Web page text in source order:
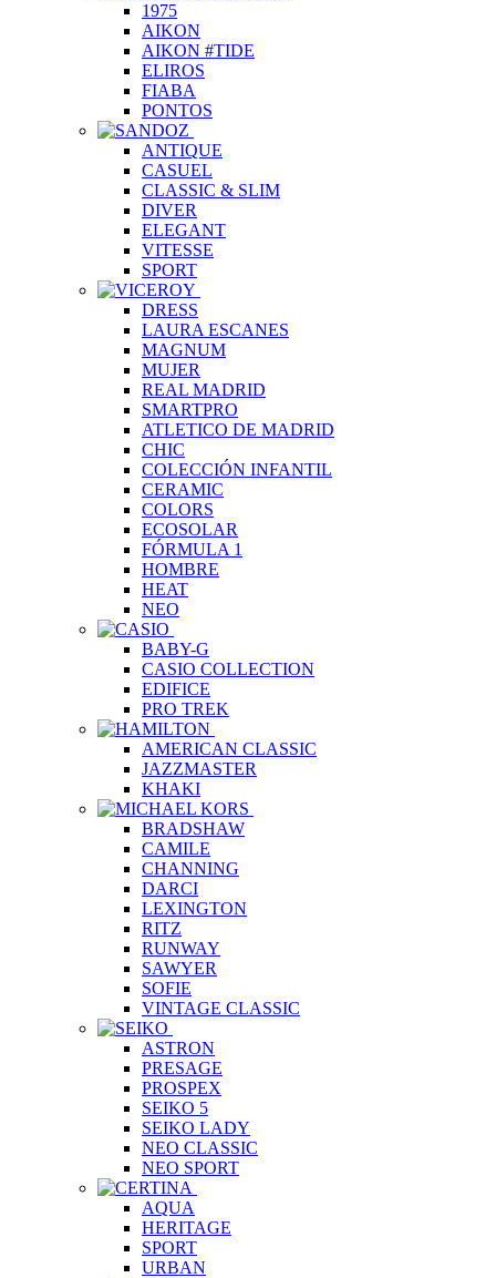
1975
AIKON
AIKON #TIDE
ELIROS
FIABA
PONTOS
ANTIQUE
CASUEL
CLASSIC & SLIM
DIVER
ELEGANT
VITESSE
SPORT
DRESS
LAURA ESCANES
MAGNUM
MUJER
REAL MADRID
SMARTPRO
ATLETICO DE MADRID
CHIC
COLECCIÓN INFANTIL
CERAMIC
COLORS
ECOSOLAR
FÓRMULA 1
HOMBRE
HEAT
NEO
BABY-G
CASIO COLLECTION
EDIFICE
PRO TREK
AMERICAN CLASSIC
JAZZMASTER
KHAKI
BRADSHAW
CAMILE
CHANNING
DARCI
LEXINGTON
RITZ
RUNWAY
SAWYER
SOFIE
VINTAGE CLASSIC
ASTRON
PRESAGE
PROSPEX
SEIKO 5
SEIKO LADY
NEO CLASSIC
NEO SPORT
AQUA
HERITAGE
SPORT
URBAN